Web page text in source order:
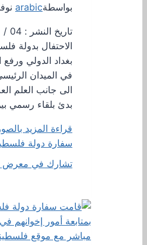
بواسطةarabic
الاحتفال بدولة
بغداد الدولي
في الميدان
الى جانب العلم
بدئ بلقاء رسمي
قراءة المزيد
سفارة دولة
تشارك في معرض